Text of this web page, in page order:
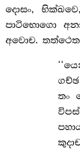
දොසං,
පාටිභොගො
අවොච.
තං